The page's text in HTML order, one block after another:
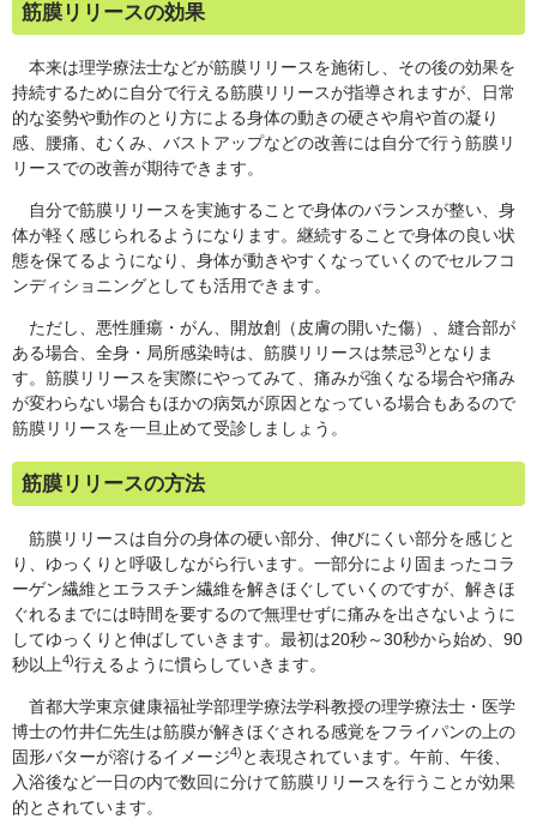
筋膜リリースの効果
本来は理学療法士などが筋膜リリースを施術し、その後の効果を
持続するために自分で行える筋膜リリースが指導されますが、日常
的な姿勢や動作のとり方による身体の動きの硬さや肩や首の凝り
感、腰痛、むくみ、バストアップなどの改善には自分で行う筋膜リ
リースでの改善が期待できます。
自分で筋膜リリースを実施することで身体のバランスが整い、身
体が軽く感じられるようになります。継続することで身体の良い状
態を保てるようになり、身体が動きやすくなっていくのでセルフコ
ンディショニングとしても活用できます。
ただし、悪性腫瘍・がん、開放創（皮膚の開いた傷）、縫合部が
ある場合、全身・局所感染時は、筋膜リリースは禁忌3) となりま
す。筋膜リリースを実際にやってみて、痛みが強くなる場合や痛み
が変わらない場合もほかの病気が原因となっている場合もあるので
筋膜リリースを一旦止めて受診しましょう。
筋膜リリースの方法
筋膜リリースは自分の身体の硬い部分、伸びにくい部分を感じと
り、ゆっくりと呼吸しながら行います。一部分により固まったコラ
ーゲン繊維とエラスチン繊維を解きほぐしていくのですが、解きほ
ぐれるまでには時間を要するので無理せずに痛みを出さないように
してゆっくりと伸ばしていきます。最初は20秒～30秒から始め、90
秒以上4)行えるように慣らしていきます。
首都大学東京健康福祉学部理学療法学科教授の理学療法士・医学
博士の竹井仁先生は筋膜が解きほぐされる感覚をフライパンの上の
固形バターが溶けるイメージ4) と表現されています。午前、午後、
入浴後など一日の内で数回に分けて筋膜リリースを行うことが効果
的とされています。